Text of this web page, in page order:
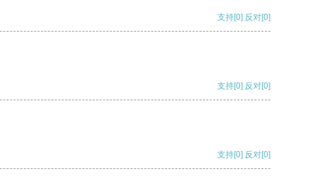
支持[0] 反对[0]
支持[0] 反对[0]
支持[0] 反对[0]